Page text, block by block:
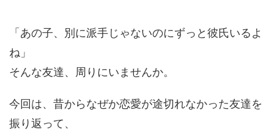
「あの子、別に派手じゃないのにずっと彼氏いるよ
ね」
そんな友達、周りにいませんか。
今回は、昔からなぜか恋愛が途切れなかった友達を
振り返って、